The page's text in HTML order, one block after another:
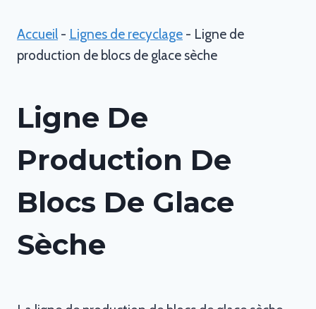
Accueil - Lignes de recyclage - Ligne de
production de blocs de glace sèche
Ligne De
Production De
Blocs De Glace
Sèche